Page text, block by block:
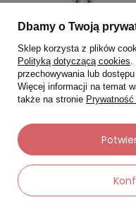
DEAR DAHLIA
French Taupe
139,00 zł
Najniższa cena:118,15 zł
Dbamy o Twoją
Sklep korzysta z plików
Polityką dotyczącą cookies.
przechowywania lub
Więcej informacji na temat
także na stronie